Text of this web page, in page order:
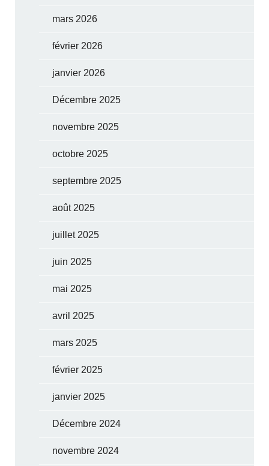
mars 2026
février 2026
janvier 2026
Décembre 2025
novembre 2025
octobre 2025
septembre 2025
août 2025
juillet 2025
juin 2025
mai 2025
avril 2025
mars 2025
février 2025
janvier 2025
Décembre 2024
novembre 2024